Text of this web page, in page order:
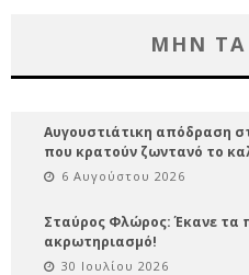
ΜΗΝ ΤΑ
Αυγουστιάτικη απόδραση
που κρατούν ζωντανό το
6 Αυγούστου 2026
Σταύρος Φλώρος: Έκανε τα
ακρωτηριασμό!
30 Ιουλίου 2026